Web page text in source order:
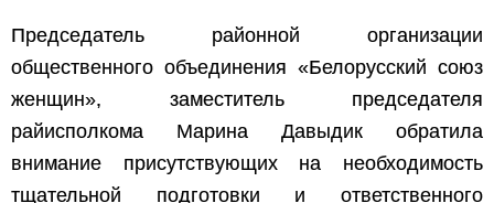
Председатель районной организации
общественного объединения «Белорусский союз
женщин», заместитель председателя
райисполкома Марина Давыдик обратила
внимание присутствующих на необходимость
тщательной подготовки и ответственного